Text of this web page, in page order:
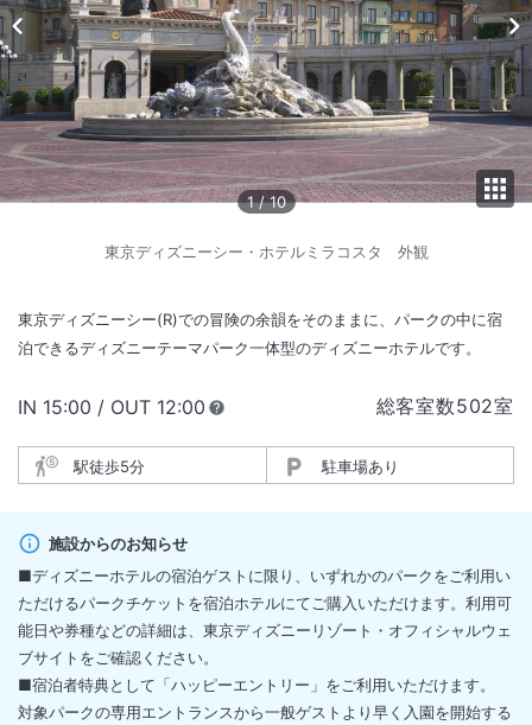
1 /10
東京ディズニーシー・ホテルミラコスタ 外観
東京ディズニーシー(R)での冒険の余韻をそのままに、パークの中に宿
泊できるディズニーテーマパーク一体型のディズニーホテルです。
総客室数502室
IN チェックイン
15:00 / OUT チェックアウト
12:00
駅徒歩5分 駐車場あり
施設からのお知らせ
■ディズニーホテルの宿泊ゲストに限り、いずれかのパークをご利用い
ただけるパークチケットを宿泊ホテルにてご購入いただけます。利用可
能日や券種などの詳細は、東京ディズニーリゾート・オフィシャルウェ
ブサイトをご確認ください。
■宿泊者特典として「ハッピーエントリー」をご利用いただけます。
対象パークの専用エントランスから一般ゲストより早く入園を開始する